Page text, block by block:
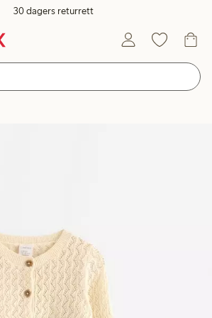
30 dagers returrett